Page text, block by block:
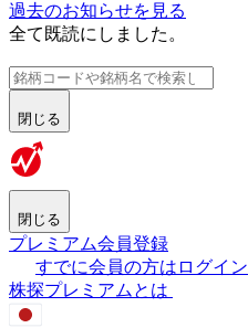
過去のお知らせを見る
全て既読にしました。
閉じる
閉じる
プレミアム会員登録
すでに会員の方はログイン
株探プレミアムとは